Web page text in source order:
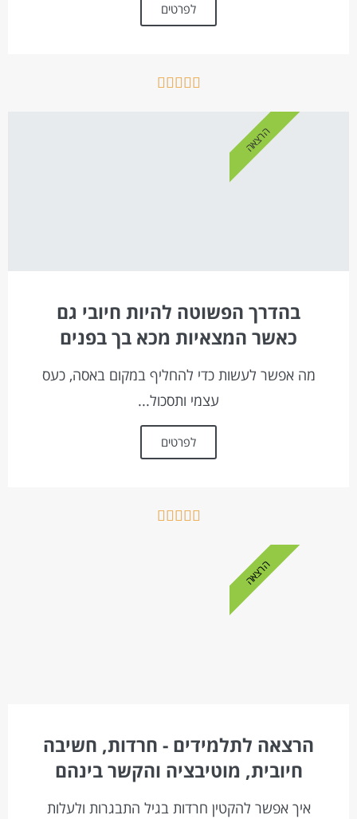
לפרטים





בהדרך הפשוטה להיות חיובי גם
כאשר המצאיות מכא בך בפנים
מה אפשר לעשות כדי להחליף במקום באסה, כעס
עצמי ותסכול...
לפרטים
הרצאה





הרצאה לתלמידים - חרדות, חשיבה
חיובית, מוטיבציה והקשר בינהם
איך אפשר להקטין חרדות בגיל התבגרות ולעלות
הרצאה